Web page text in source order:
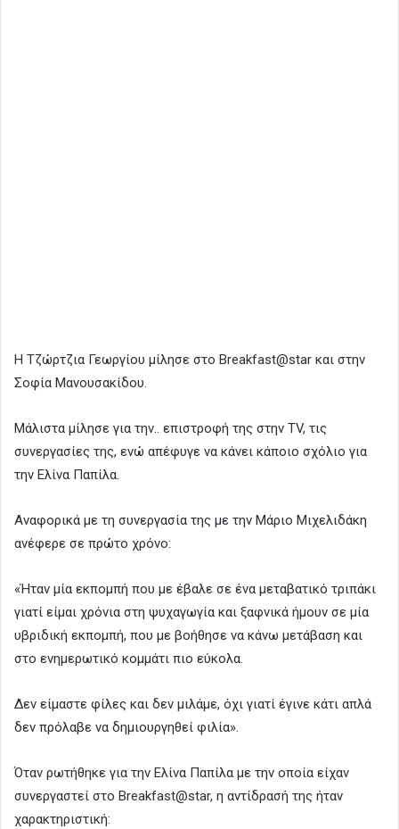
Η Τζώρτζια Γεωργίου μίλησε στο Breakfast@star και στην
Σοφία Μανουσακίδου.
Μάλιστα μίλησε για την.. επιστροφή της στην TV, τις
συνεργασίες της, ενώ απέφυγε να κάνει κάποιο σχόλιο για
την Ελίνα Παπίλα.
Αναφορικά με τη συνεργασία της με την Μάριο Μιχελιδάκη
ανέφερε σε πρώτο χρόνο:
«Ήταν μία εκπομπή που με έβαλε σε ένα μεταβατικό τριπάκι
γιατί είμαι χρόνια στη ψυχαγωγία και ξαφνικά ήμουν σε μία
υβριδική εκπομπή, που με βοήθησε να κάνω μετάβαση και
στο ενημερωτικό κομμάτι πιο εύκολα.
Δεν είμαστε φίλες και δεν μιλάμε, όχι γιατί έγινε κάτι απλά
δεν πρόλαβε να δημιουργηθεί φιλία».
Όταν ρωτήθηκε για την Ελίνα Παπίλα με την οποία είχαν
συνεργαστεί στο Breakfast@star, η αντίδρασή της ήταν
χαρακτηριστική: